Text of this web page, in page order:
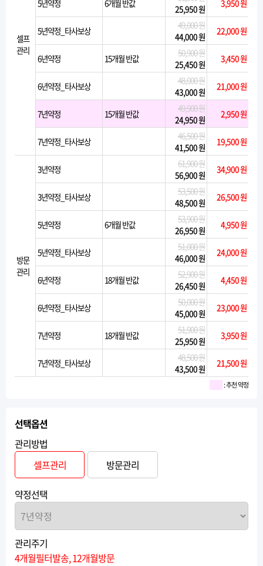
셀프
관리
5년약정 6개월 반값
25,950 원
3,950 원
5년약정_타사보상
49,000 원
44,000 원
22,000 원
6년약정 15개월 반값
50,900 원
25,450 원
3,450 원
6년약정_타사보상
48,000 원
43,000 원
21,000 원
7년약정 15개월 반값
49,900 원
24,950 원
2,950 원
7년약정_타사보상
46,500 원
41,500 원
19,500 원
방문
관리
3년약정
61,900 원
56,900 원
34,900 원
3년약정_타사보상
53,500 원
48,500 원
26,500 원
5년약정 6개월 반값
53,900 원
26,950 원
4,950 원
5년약정_타사보상
51,000 원
46,000 원
24,000 원
6년약정 18개월 반값
52,900 원
26,450 원
4,450 원
6년약정_타사보상
50,000 원
45,000 원
23,000 원
7년약정 18개월 반값
51,900 원
25,950 원
3,950 원
7년약정_타사보상
48,500 원
43,500 원
21,500 원
: 추천 약정
선택옵션
관리방법
셀프관리
방문관리
약정선택
관리주기
4개월필터발송, 12개월방문